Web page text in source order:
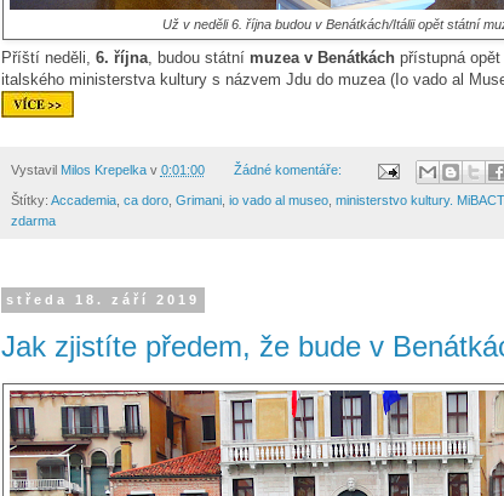
Už v neděli 6. října budou v Benátkách/Itálii opět státní
Příští neděli, 6. října, budou státní muzea v Benátkáchpřístupná opět
italského ministerstva kultury s názvem Jdu do muzea (Io vado al
Vystavil Milos Krepelka v 0:01:00 Žádné komentáře:
Štítky: Accademia, ca doro, Grimani, io vado al museo, ministerstvo kultury. MiBACT,
zdarma
středa 18. září 2019
Jak zjistíte předem, že bude v